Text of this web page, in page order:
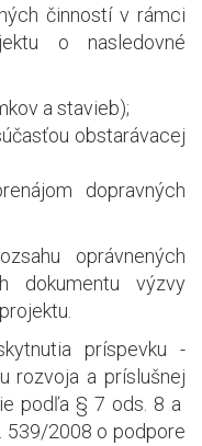
činností v rámci
o nasledovné
a stavieb);
obstarávacej
dopravných
oprávnených
dokumentu výzvy
príspevku -
rozvoja a príslušnej
podľa § 7 ods. 8 a
539/2008 o podpore